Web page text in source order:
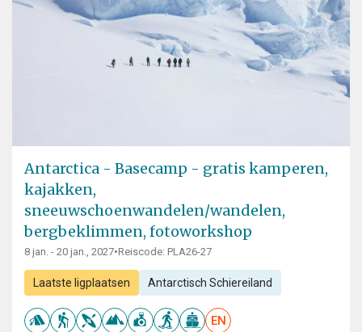
Antarctica - Basecamp - gratis kamperen,
kajakken,
sneeuwschoenwandelen/wandelen,
bergbeklimmen, fotoworkshop
8 jan. - 20 jan., 2027•Reiscode: PLA26-27
Laatste ligplaatsen Antarctisch Schiereiland
EN